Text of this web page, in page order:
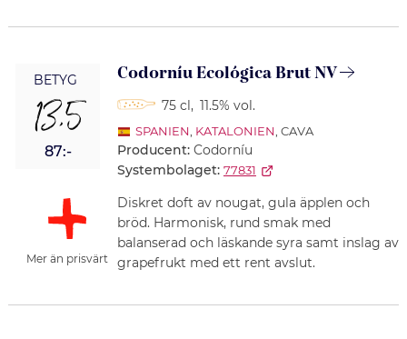
BETYG
13,5
87:-
Mer än prisvärt
Codorníu Ecológica Brut NV
75 cl, 11.5% vol.
SPANIEN KATALONIEN , CAVA
Producent: Codorníu
Systembolaget: 77831
Diskret doft av nougat, gula äpplen och
bröd. Harmonisk, rund smak med
balanserad och läskande syra samt inslag av
grapefrukt med ett rent avslut.